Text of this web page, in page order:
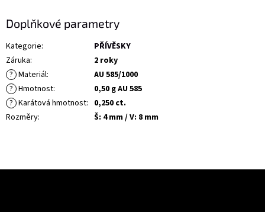
Doplňkové parametry
Kategorie:
PŘÍVĚSKY
Záruka:
2 roky
? Materiál:
AU 585/1000
? Hmotnost:
0,50 g AU 585
? Karátová hmotnost: 0,250 ct.
Rozměry: Š: 4 mm / V: 8 mm